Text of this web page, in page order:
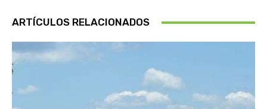
ARTÍCULOS RELACIONADOS